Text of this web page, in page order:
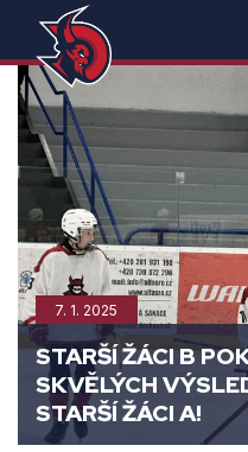
7. 1. 2025
STARŠÍ ŽÁCI B
SKVĚLÝCH
STARŠÍ ŽÁCI A!